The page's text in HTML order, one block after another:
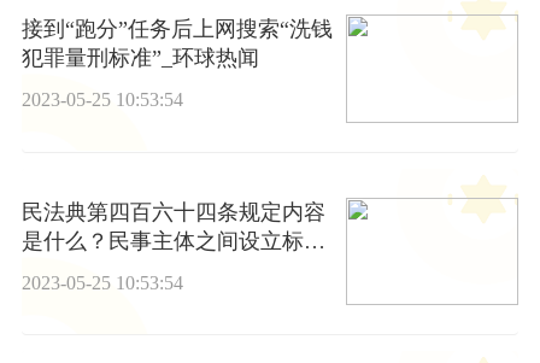
接到“跑分”任务后上网搜索“洗钱
犯罪量刑标准”_环球热闻
2023-05-25 10:53:54
民法典第四百六十四条规定内容
是什么？民事主体之间设立标准
2023-05-25 10:53:54